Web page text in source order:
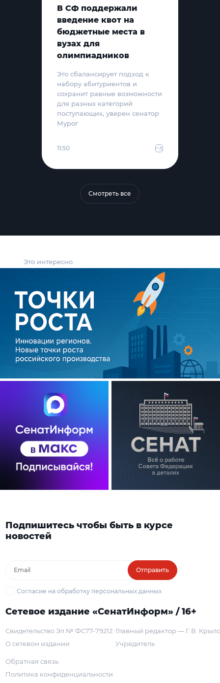
Это интересно
В СФ поддержали
введение квот на
бюджетные места в
вузах для
олимпиадников
Это сбалансирует подход к
набору абитуриентов и
сохранит равные возможности
для разных категорий
поступающих, уверен сенатор
Мурог
11:50
Смотреть все
Подпишитесь чтобы быть в курсе
новостей
Отправить
Согласие на обработку персональных данных
Сетевое издание «СенатИнформ» / 16+
Свидетельство Эл № ФС77-79212
О сетевом издании
Главный редактор — Г. В.
Учредитель
Обратная связь
Политика конфиденциальности